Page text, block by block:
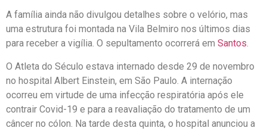
A família ainda não divulgou detalhes sobre o velório, mas
uma estrutura foi montada na Vila Belmiro nos últimos dias
para receber a vigília. O sepultamento ocorrerá em Santos.
O Atleta do Século estava internado desde 29 de novembro
no hospital Albert Einstein, em São Paulo. A internação
ocorreu em virtude de uma infecção respiratória após ele
contrair Covid-19 e para a reavaliação do tratamento de um
câncer no cólon. Na tarde desta quinta, o hospital anunciou a